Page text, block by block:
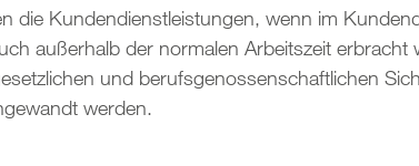
die Kundendienstleistungen, wenn im
außerhalb der normalen Arbeitszeit
und berufsgenossenschaftlichen
werden.